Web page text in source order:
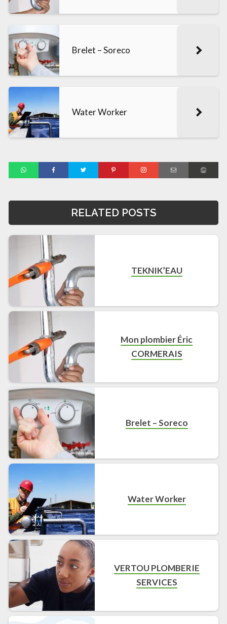
Brelet – Soreco
Water Worker
RELATED POSTS
TEKNIK’EAU
Mon plombier Éric
CORMERAIS
Brelet – Soreco
Water Worker
VERTOU PLOMBERIE
SERVICES